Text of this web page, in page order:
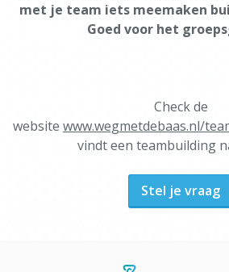
met je team iets meemaken
Goed voor het
Check de
website www.wegmetdebaas.nl/
vindt een teambuilding
Stel je vraag